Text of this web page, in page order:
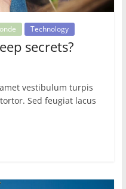
Technology
secrets?
vestibulum turpis
Sed feugiat lacus